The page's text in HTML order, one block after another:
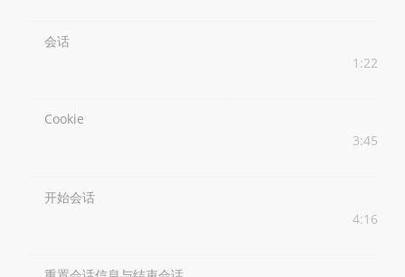
会话
1:22
Cookie
3:45
开始会话
4:16